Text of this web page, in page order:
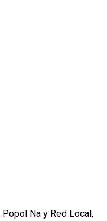
Na y Red Local,